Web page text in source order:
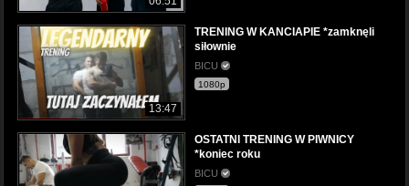
13:47
TRENING W KANCIAPIE *zamknęli
siłownie
BICU
1080p
OSTATNI TRENING W PIWNICY
*koniec roku
BICU